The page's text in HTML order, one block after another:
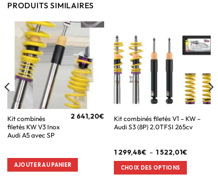
PRODUITS SIMILAIRES
Kit combinés
filetés KW V3 Inox
Audi A5 avec SP
2 641,20€
AJOUTER AU PANIER
Kit combinés filetés V1 – KW –
Audi S3 (8P) 2.0TFSI 265cv
1 299,48€ – 1 522,01€
CHOIX DES OPTIONS